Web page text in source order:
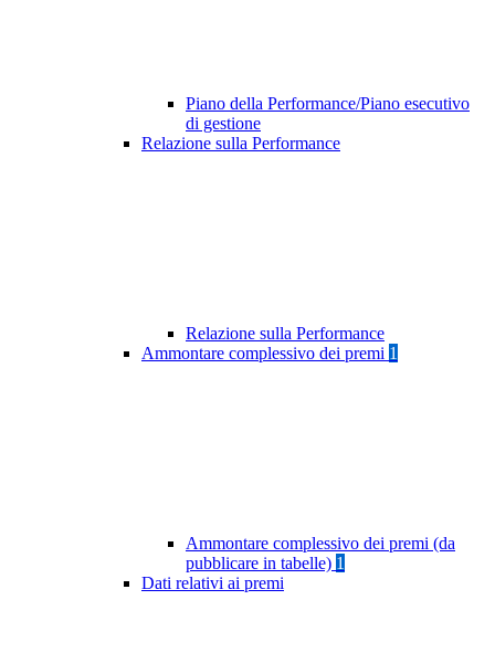
Piano della Performance/Piano esecutivo
di gestione
Relazione sulla Performance
Relazione sulla Performance
Ammontare complessivo dei premi 1
Ammontare complessivo dei premi (da
pubblicare in tabelle) 1
Dati relativi ai premi